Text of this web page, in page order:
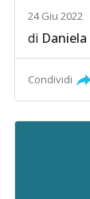
24 Giu 2022
di
Condividi